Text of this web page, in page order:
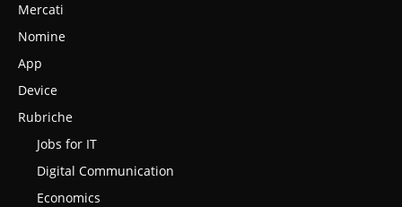
Mercati
Nomine
App
Device
Rubriche
Jobs for IT
Digital Communication
Economics